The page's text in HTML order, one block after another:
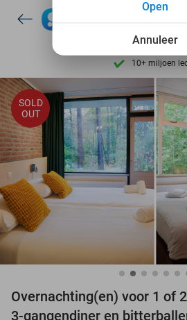
Ontdek 15.000+
7 dagen per week
10+ miljoen
9,4 op
Ontdek 15.000+
7 dagen per week
10+ miljoen
SOLD
OUT
Overnachting(en) voor 1 of
3-gangendiner en
Annuleer
Open